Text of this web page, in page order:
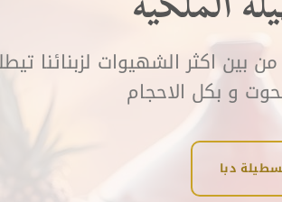
بين اكثر الشهيوات لزبنائنا
و بكل الاحجام
دبا